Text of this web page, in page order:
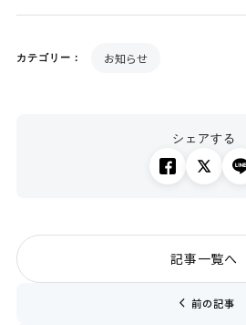
カテゴリー： お知らせ
シェアする
chevron_left 前の記事
記事一覧へ